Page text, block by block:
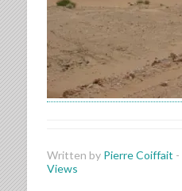
Written by Pierre Coiffait -
Views